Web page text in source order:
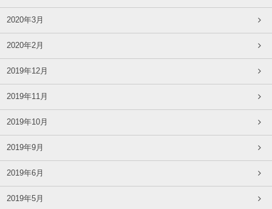
2020年3月
2020年2月
2019年12月
2019年11月
2019年10月
2019年9月
2019年6月
2019年5月